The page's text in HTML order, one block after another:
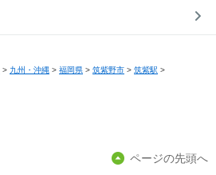
> 九州・沖縄 > 福岡県 > 筑紫野市 > 筑紫駅 >
ページの先頭へ